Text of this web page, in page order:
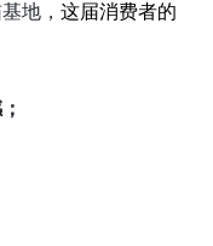
地， 这届消费者的